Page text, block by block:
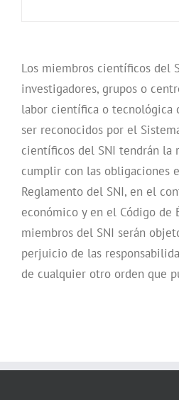
Los miembros científicos del
investigadores, grupos o
labor científica o tecnológica
ser reconocidos por el
científicos del SNI tendrán la
cumplir con las obligaciones
Reglamento del SNI, en el
económico y en el Código de
miembros del SNI serán
perjuicio de las
de cualquier otro orden que